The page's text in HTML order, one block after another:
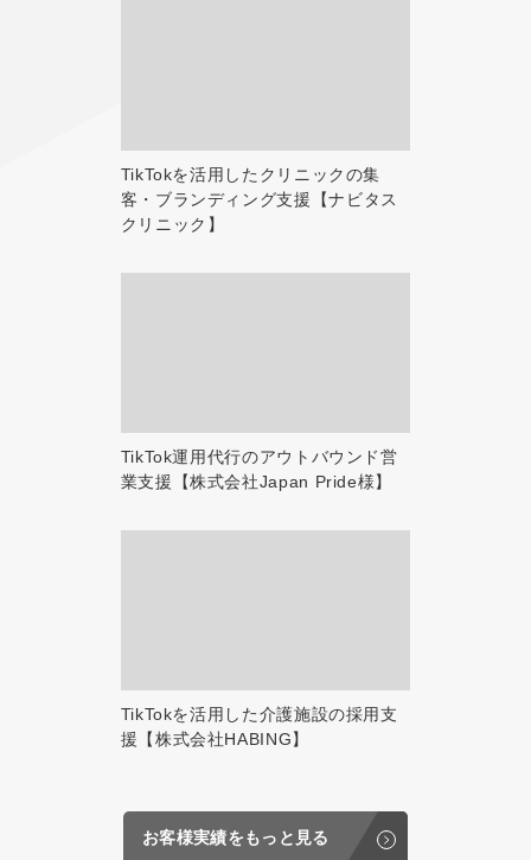
TikTokを活用したクリニックの集
客・ブランディング支援【ナビタス
クリニック】
TikTok運用代行のアウトバウンド営
業支援【株式会社Japan Pride様】
TikTokを活用した介護施設の採用支
援【株式会社HABING】
お客様実績をもっと見る